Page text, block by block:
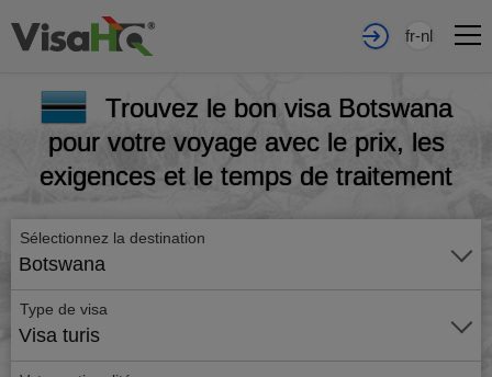
fr-nl
Trouvez le bon visa Botswana
pour votre voyage avec le prix, les
exigences et le temps de traitement
Sélectionnez la destination
Botswana
Type de visa
Visa turis